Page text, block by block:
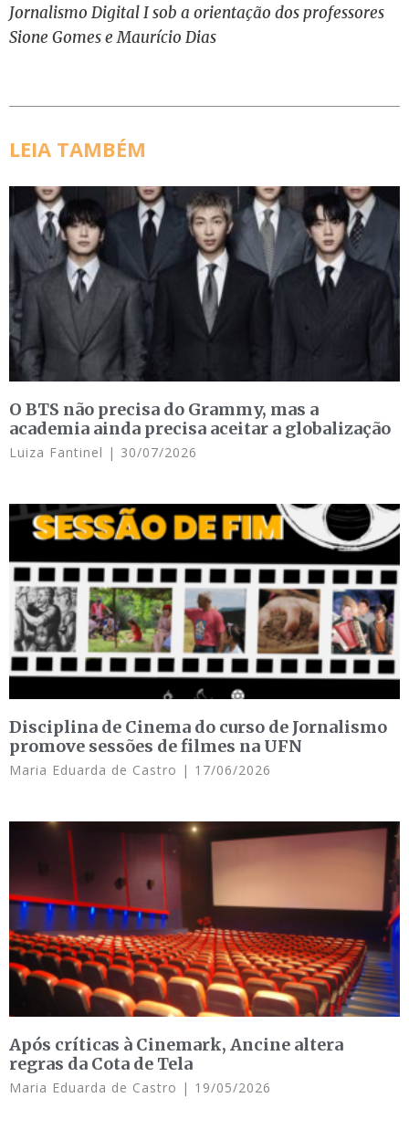
Jornalismo Digital I sob a orientação dos professores
Sione Gomes e Maurício Dias
LEIA TAMBÉM
O BTS não precisa do Grammy, mas a
academia ainda precisa aceitar a globalização
Luiza Fantinel 30/07/2026
Disciplina de Cinema do curso de Jornalismo
promove sessões de filmes na UFN
Maria Eduarda de Castro 17/06/2026
Após críticas à Cinemark, Ancine altera
regras da Cota de Tela
Maria Eduarda de Castro 19/05/2026